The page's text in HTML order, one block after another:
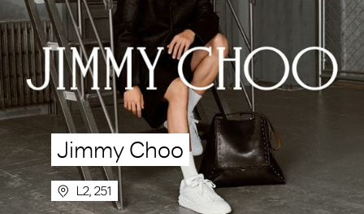
Jimmy Choo
L2, 251